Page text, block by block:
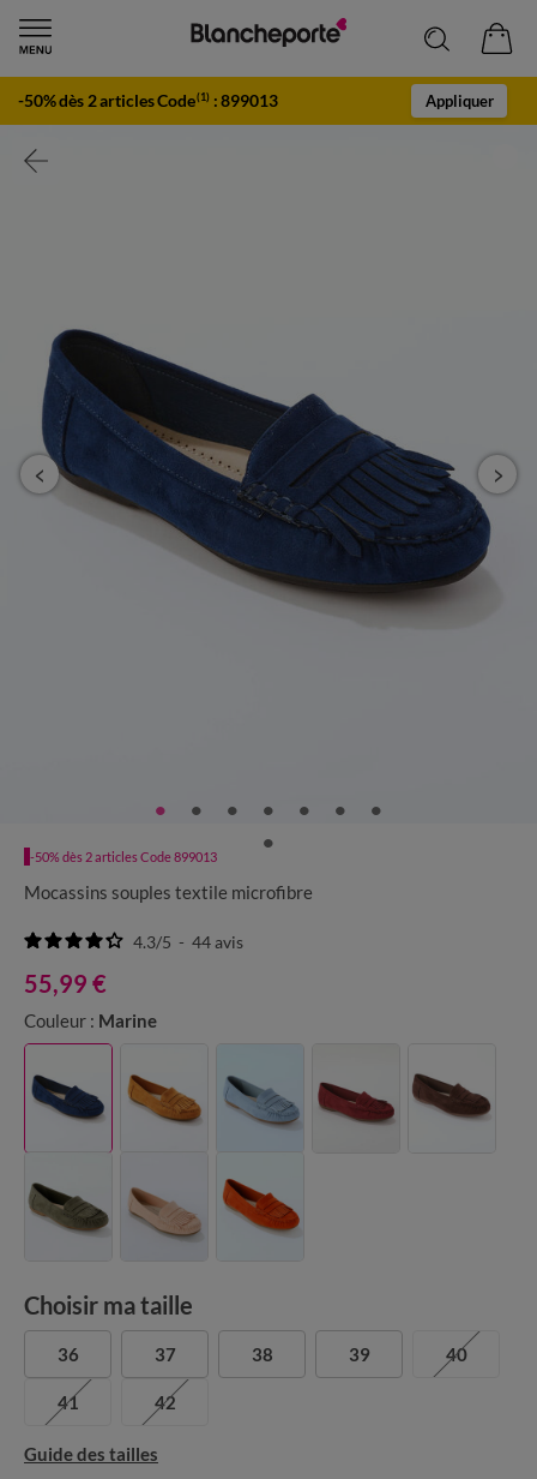
-50% dès 2 articles Code(1) :899013 Appliquer
-50% dès 2 articles Code 899013
Mocassins souples textile microfibre
4.3/5 - 44avis
55,99 €
Couleur : Marine
Choisir ma taille
36 37 38 39 40
41 42
Guide des tailles